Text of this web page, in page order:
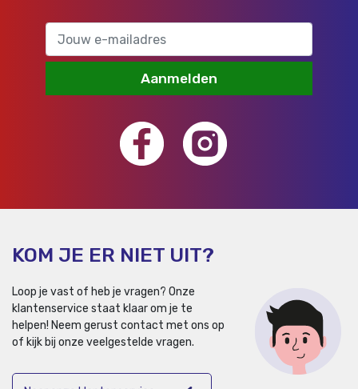
Aanmelden
KOM JE ER NIET UIT?
Loop je vast of heb je vragen? Onze
klantenservice staat klaar om je te
helpen! Neem gerust contact met ons op
of kijk bij onze veelgestelde vragen.